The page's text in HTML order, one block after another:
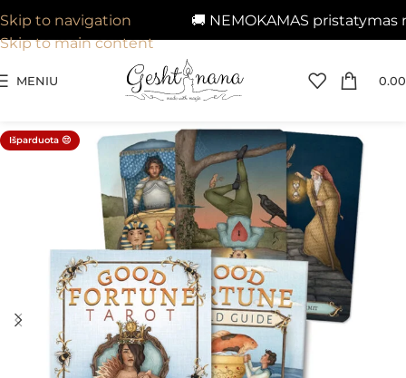
🚚 NEMOKAMAS pristatymas
Skip to navigation
Skip to main content
MENIU 0.00
Išparduota 😔